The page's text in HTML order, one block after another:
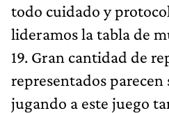
todo cuidado y
lideramos la tabla de
19. Gran cantidad de
representados
jugando a este juego